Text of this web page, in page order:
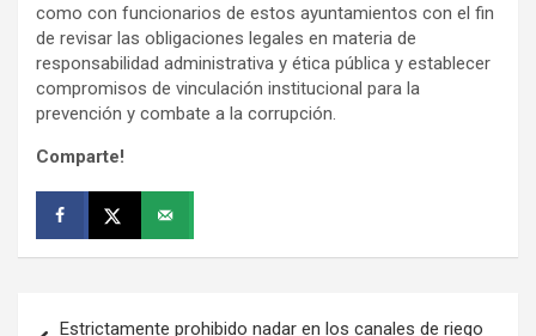
como con funcionarios de estos ayuntamientos con el fin
de revisar las obligaciones legales en materia de
responsabilidad administrativa y ética pública y establecer
compromisos de vinculación institucional para la
prevención y combate a la corrupción.
Comparte!
Estrictamente prohibido nadar en los canales de riego